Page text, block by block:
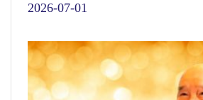
2026-07-01